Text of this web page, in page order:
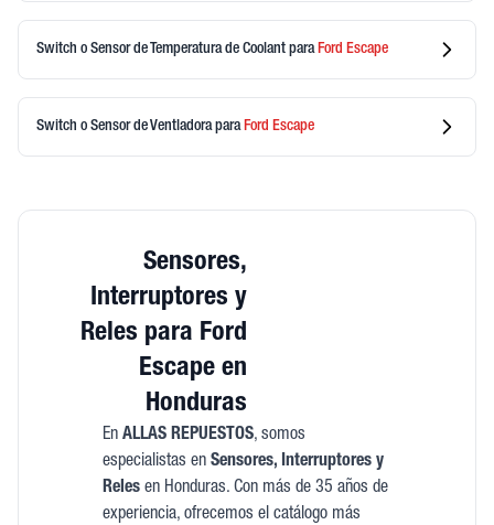
Switch o Sensor de Temperatura de Coolant para Ford Escape
Switch o Sensor de Ventladorapara Ford Escape
Sensores,
Interruptores y
Reles para Ford
Escape en
Honduras
En ALLAS REPUESTOS, somos
especialistas en Sensores, Interruptores y
Relesen Honduras. Con más de 35 años de
experiencia, ofrecemos el catálogo más